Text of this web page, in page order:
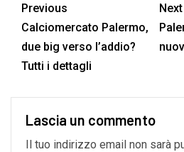
Previous
Calciomercato Palermo,
due big verso l’addio?
Tutti i dettagli
Next
Lascia un commento
Il tuo indirizzo email non sarà